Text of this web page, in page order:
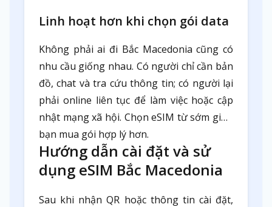
Linh hoạt hơn khi chọn gói data
Không phải ai đi Bắc Macedonia cũng có
nhu cầu giống nhau. Có người chỉ cần bản
đồ, chat và tra cứu thông tin; có người lại
phải online liên tục để làm việc hoặc cập
nhật mạng xã hội. Chọn eSIM từ sớm giúp
bạn mua gói hợp lý hơn.
Hướng dẫn cài đặt và sử
dụng eSIM Bắc Macedonia
Sau khi nhận QR hoặc thông tin cài đặt,